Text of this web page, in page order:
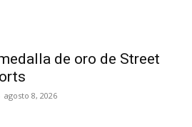
de oro de Street
agosto 8, 2026